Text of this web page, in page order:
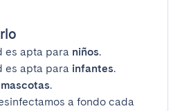
es apta para niños.
es apta para infantes.
mascotas.
a fondo cada